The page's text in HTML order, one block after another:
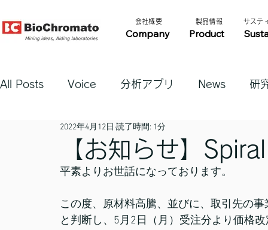
Company Product
​製品情報​​
​会社概要​​ サステ
All Posts Voice 分析アプリ News 研
【お知らせ】
2022年4月12日 読了時間: 1分
平素よりお世話になっております。
この度、原材料高騰、並びに、取引先の
と判断し、5月2日（月）受注分より価格